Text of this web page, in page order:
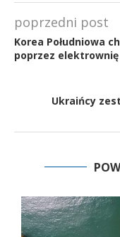
poprzedni post
Korea Południowa
poprzez
Ukraińcy